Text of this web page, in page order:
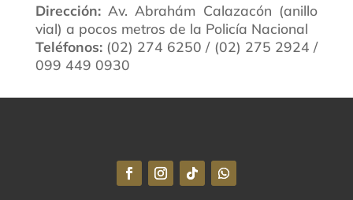
Dirección:Av. Abrahám Calazacón (anillo
vial) a pocos metros de la Policía Nacional
Teléfonos:(02) 274 6250 / (02) 275 2924 /
099 449 0930